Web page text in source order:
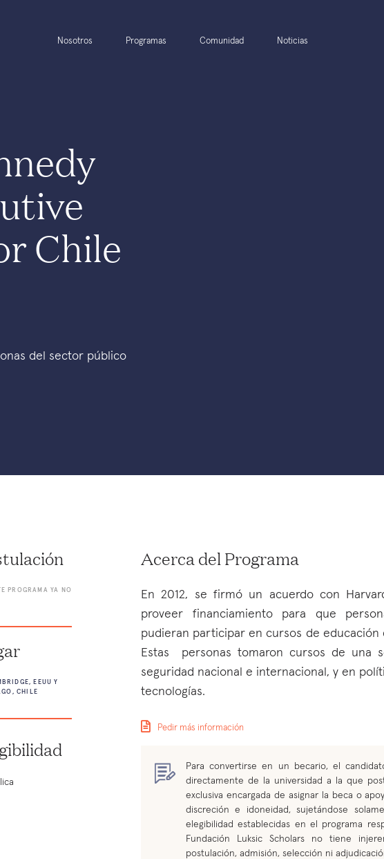
Nosotros Programas Comunidad Noticias
Chile
del sector público
PROGRAMA YA NO
EEUU Y
CHILE
Acerca del Programa
En 2012, se firmó un acuerdo con
proveer financiamiento para que
pudieran participar en cursos de educación
Estas personas tomaron cursos de una
seguridad nacional e internacional, y en
tecnologías.
Pedir más información
Para convertirse en un becario, el
directamente de la universidad a la que
exclusiva encargada de asignar la beca o
discreción e idoneidad, sujetándose
elegibilidad establecidas en el programa
Fundación Luksic Scholars no tiene
postulación, admisión, selección ni